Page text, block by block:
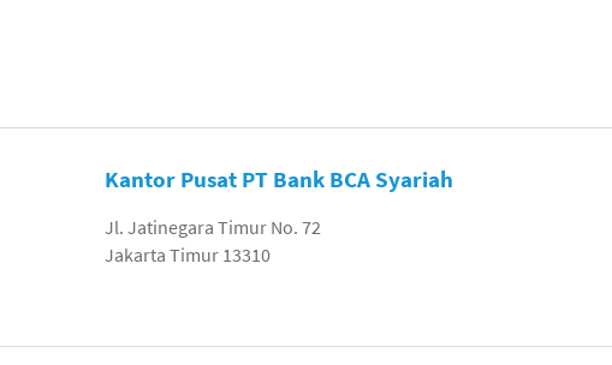
Kantor Pusat PT Bank BCA Syariah
Jl. Jatinegara Timur No. 72
Jakarta Timur 13310